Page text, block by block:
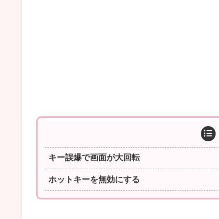
キー誤爆で画面が大回転
ホットキーを無効にする